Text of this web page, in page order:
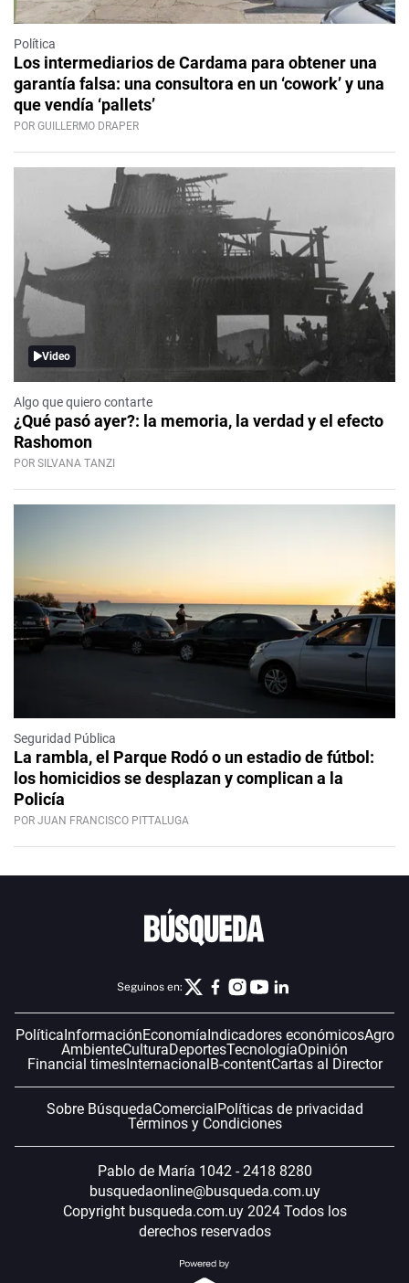
Política
Los intermediarios de Cardama para obtener una
garantía falsa: una consultora en un ‘cowork’ y una
que vendía ‘pallets’
POR GUILLERMO DRAPER
Video
Algo que quiero contarte
¿Qué pasó ayer?: la memoria, la verdad y el efecto
Rashomon
POR SILVANA TANZI
Seguridad Pública
La rambla, el Parque Rodó o un estadio de fútbol:
los homicidios se desplazan y complican a la
Policía
POR JUAN FRANCISCO PITTALUGA
Seguinos en:
Política InformaciónEconomía Indicadores económicosAgro
AmbienteCulturaDeportesTecnologíaOpinión
Financial timesInternacional B-contentCartas al Director
Sobre BúsquedaComercial Políticas de privacidad
Términos y Condiciones
Pablo de María 1042 - 2418 8280
busquedaonline@busqueda.com.uy
Copyright busqueda.com.uy 2024 Todos los
derechos reservados